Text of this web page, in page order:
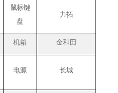
鼠标键
盘
力拓
机箱 金和田
电源 长城